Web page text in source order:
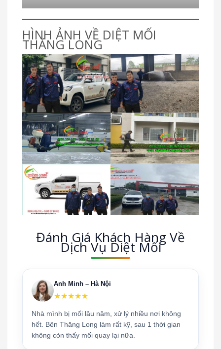
HÌNH ẢNH VỀ DIỆT MỐI
THĂNG LONG
Đánh Giá Khách Hàng Về
Dịch Vụ Diệt Mối
Anh Minh – Hà Nội
★★★★★
Nhà mình bị mối lâu năm, xử lý nhiều nơi không
hết. Bên Thăng Long làm rất kỹ, sau 1 thời gian
không còn thấy mối quay lại nữa.